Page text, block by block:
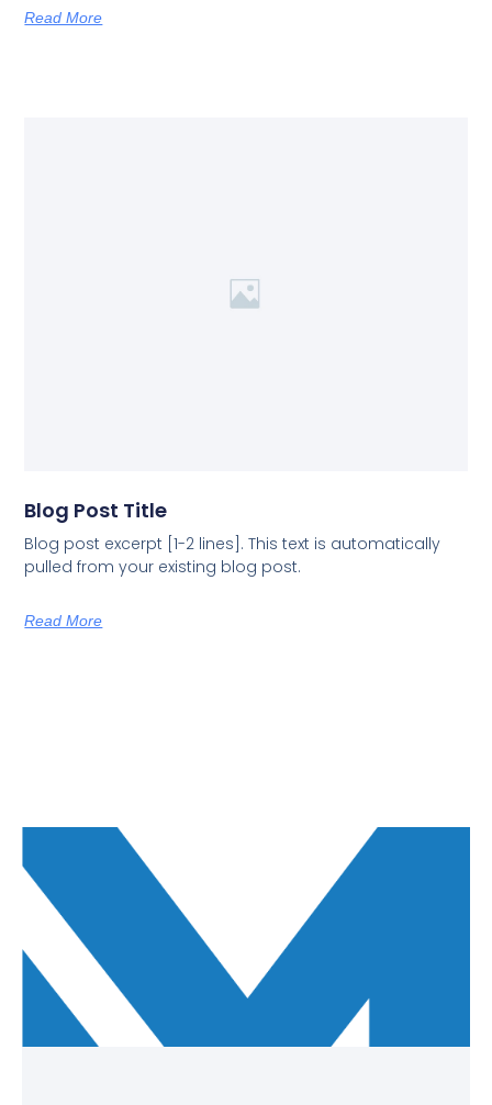
Read More
Blog Post Title
Blog post excerpt [1-2 lines]. This text is automatically
pulled from your existing blog post.
Read More